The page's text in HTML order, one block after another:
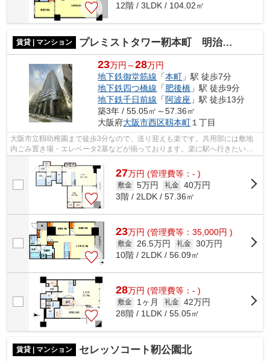
12階 / 3LDK / 104.02㎡
賃貸 | マンション プレミストタワー靭本町 明治小学校区
23万円～28万円
地下鉄御堂筋線 「本町 」駅 徒歩7分
地下鉄四つ橋線 「肥後橋 」駅 徒歩9分
地下鉄千日前線 「阿波座 」駅 徒歩13分
築3年 / 55.05㎡～57.36㎡
大阪府大阪市西区靱本町 １丁目
大阪市立靱幼稚園まで徒歩3分なので、送り迎えも楽です。共用部には敷地
内ごみ置き場・エレベータ2基などが揃っております。楽に駅へ行きたい方
には駅まで平坦な物件がおすすめです。...
27万円 (管理費等：- )
敷金 5万円 礼金 40万円
3階 / 2LDK / 57.36㎡
23万円 (管理費等：35,000円 )
敷金 26.5万円 礼金 30万円
10階 / 2LDK / 56.09㎡
28万円 (管理費等：- )
敷金 1ヶ月 礼金 42万円
28階 / 1LDK / 55.05㎡
賃貸 | マンション セレッソコート靭公園北